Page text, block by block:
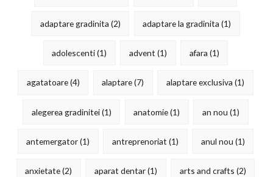
adaptare gradinita (2) adaptare la gradinita (1)
adolescenti(1) advent (1) afara (1)
agatatoare(4) alaptare(7) alaptare exclusiva (1)
alegerea gradinitei(1) anatomie(1) an nou (1)
antemergator(1) antreprenoriat (1) anul nou (1)
anxietate(2) aparat dentar(1) arts and crafts (2)